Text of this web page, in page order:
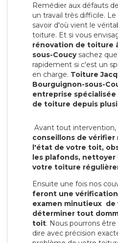
Remédier aux défauts
un travail très difficile.
savoir d'où vient le
toiture. Et si vous
rénovation de toiture
sous-Coucysachez que
rapidement si c'est un
en charge. Toiture
Bourguignon-sous-
entreprise spécialisée
de toiture depuis
Avant tout intervention,
conseillons de
l'état de votre toit,
les plafonds,
votre toiture
Ensuite une fois nos
feront une
examen minutieux
déterminer tout
toit. Nous pourrons
dire avec précision